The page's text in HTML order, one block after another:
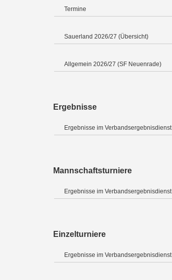
Termine
Sauerland 2026/27 (Übersicht)
Allgemein 2026/27 (SF Neuenrade)
Ergebnisse
Ergebnisse im Verbandsergebnisdienst
Mannschaftsturniere
Ergebnisse im Verbandsergebnisdienst
Einzelturniere
Ergebnisse im Verbandsergebnisdienst